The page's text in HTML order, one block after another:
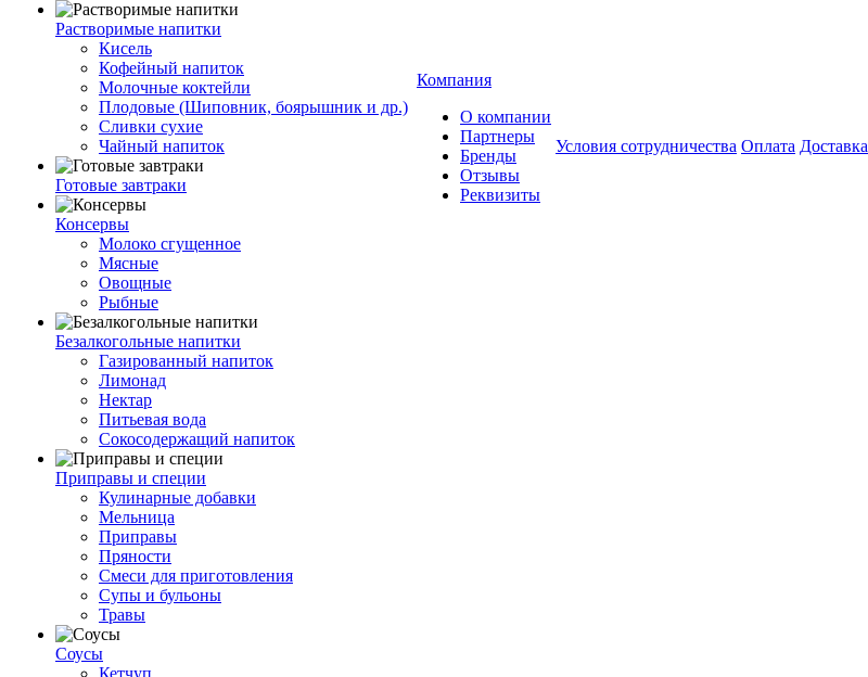
Растворимые напитки
Кисель
Кофейный напиток
Молочные коктейли
Плодовые (Шиповник, боярышник и др.)
Сливки сухие
Чайный напиток
Готовые завтраки
Консервы
Молоко сгущенное
Мясные
Овощные
Рыбные
Безалкогольные напитки
Газированный напиток
Лимонад
Нектар
Питьевая вода
Сокосодержащий напиток
Приправы и специи
Кулинарные добавки
Мельница
Приправы
Пряности
Смеси для приготовления
Супы и бульоны
Травы
Соусы
Кетчуп
Компания
О компании
Партнеры
Бренды
Отзывы
Реквизиты
Условия сотрудничества Оплата Доставка